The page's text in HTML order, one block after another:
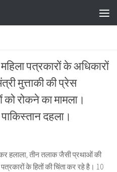
पत्रकारों के अधिकारों
मुत्ताकी की प्रेस
रोकने का मामला।
दहला।
हलाला, तीन तलाक जैसी प्रथाओं की
के हितों की चिंता कर रहे है। 10